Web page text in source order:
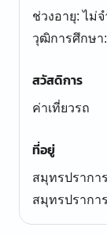
ช่วงอายุ: ไม่
สวัสดิการ
ค่าเที่ยวรถ
ที่อยู่
สมุทรปรากา
สมุทรปรากา